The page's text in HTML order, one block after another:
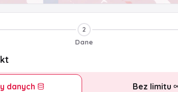
2
Dane
danych Bez limitu